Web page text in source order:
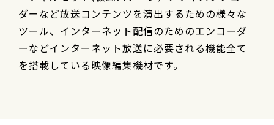
ダーなど放送コンテンツを演出するための様々な
ツール、インターネット配信のためのエンコーダ
ーなどインターネット放送に必要される機能全て
を搭載している映像編集機材です。